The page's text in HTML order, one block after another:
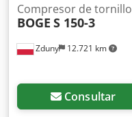
Zduny 12.721 km
Compresor de tornillo
BOGE S 150-3
Consultar